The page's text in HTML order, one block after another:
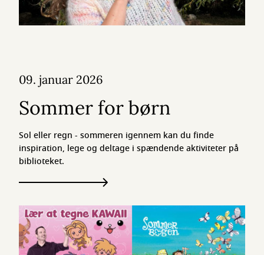
09. januar 2026
Sommer for børn
Sol eller regn - sommeren igennem kan du finde
inspiration, lege og deltage i spændende aktiviteter på
biblioteket.